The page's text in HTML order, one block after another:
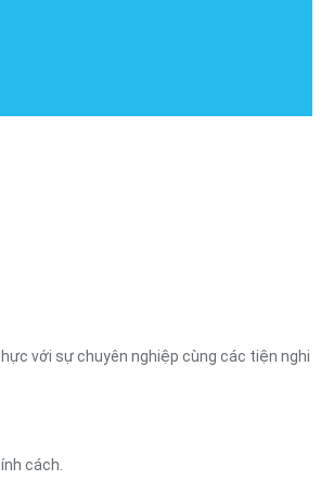
với sự chuyên nghiệp cùng các tiện nghi
cách.